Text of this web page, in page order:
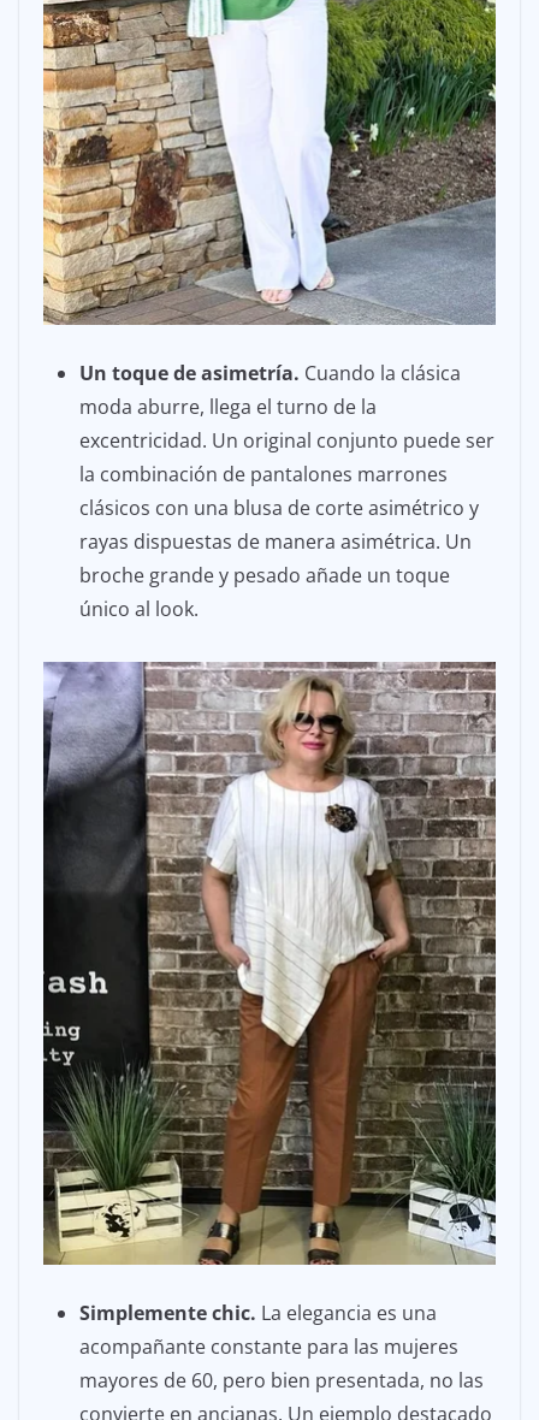
Un toque de asimetría. Cuando la clásica
moda aburre, llega el turno de la
excentricidad. Un original conjunto puede ser
la combinación de pantalones marrones
clásicos con una blusa de corte asimétrico y
rayas dispuestas de manera asimétrica. Un
broche grande y pesado añade un toque
único al look.
Simplemente chic. La elegancia es una
acompañante constante para las mujeres
mayores de 60, pero bien presentada, no las
convierte en ancianas. Un ejemplo destacado